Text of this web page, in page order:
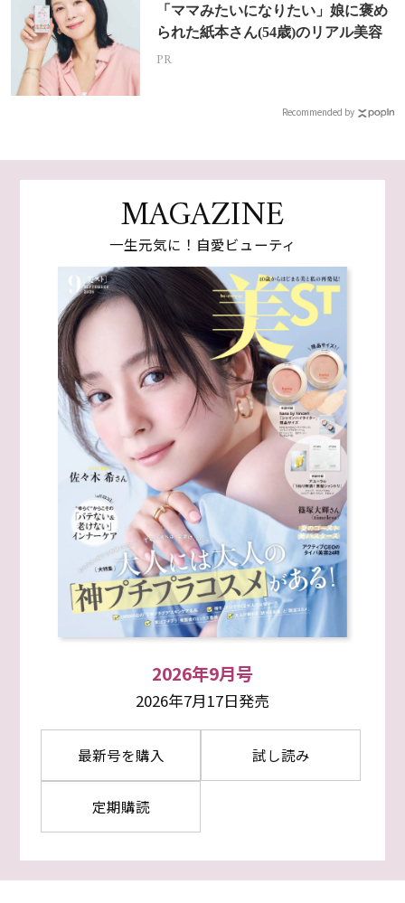
「ママみたいになりたい」娘に褒め
られた紙本さん(54歳)のリアル美容
PR
Recommended by
MAGAZINE
一生元気に！自愛ビューティ
2026年9月号
2026年7月17日発売
最新号を購入 試し読み
定期購読